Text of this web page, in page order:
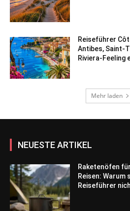
Reiseführer
Antibes, Saint-
Riviera-Feeling
Mehr laden
NEUESTE ARTIKEL
Raketenöfen
Reisen: Warum
Reiseführer